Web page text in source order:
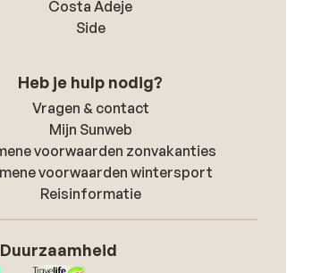
Costa Adeje
Side
Heb je hulp nodig?
Vragen & contact
Mijn Sunweb
voorwaarden zonvakanties
voorwaarden wintersport
Reisinformatie
Duurzaamheid